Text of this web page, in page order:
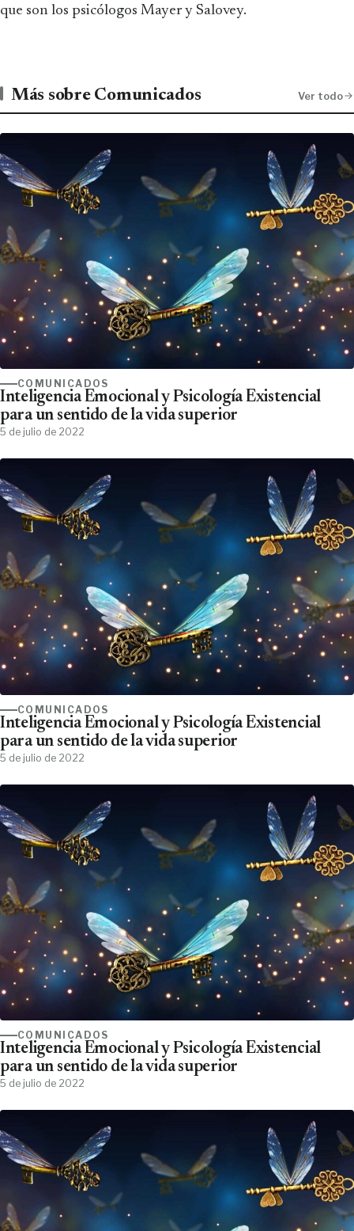
que son los psicólogos Mayer y Salovey.
Más sobre Comunicados Ver todo
COMUNICADOS
Inteligencia Emocional y Psicología Existencial
para un sentido de la vida superior
5 de julio de 2022
COMUNICADOS
Inteligencia Emocional y Psicología Existencial
para un sentido de la vida superior
5 de julio de 2022
COMUNICADOS
Inteligencia Emocional y Psicología Existencial
para un sentido de la vida superior
5 de julio de 2022